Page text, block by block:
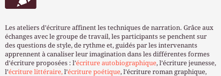
INFOS PRATIQUES
S’INSCRIRE
Les ateliers d’écriture affinent les techniques de narration. Grâce aux
échanges avec le groupe de travail, les participants se penchent sur
des questions de style, de rythme et, guidés par les intervenants
apprennent à canaliser leur imagination dans les différentes formes
d’écriture proposées : l’écriture autobiographique, l’écriture jeunesse,
l’écriture littéraire, l’écriture poétique, l’écriture roman graphique,